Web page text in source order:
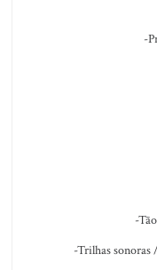
-
-
-Trilhas sonoras